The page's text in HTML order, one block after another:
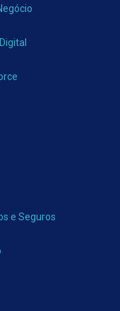
e Seguros